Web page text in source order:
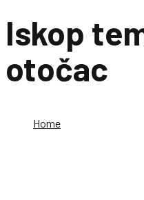
Iskop
otočac
Home